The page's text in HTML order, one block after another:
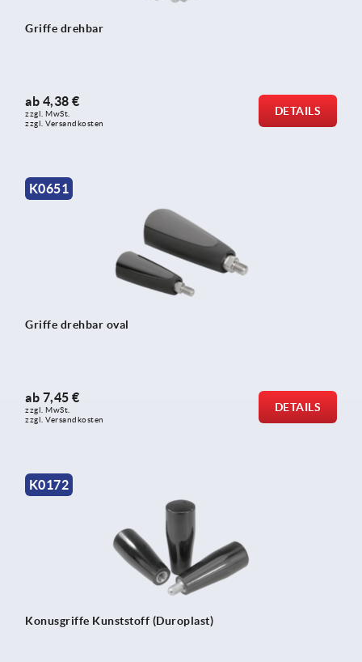
Griffe drehbar
ab 4,38 €
zzgl. MwSt.
zzgl. Versandkosten
DETAILS
K0651
Griffe drehbar oval
ab 7,45 €
zzgl. MwSt.
zzgl. Versandkosten
DETAILS
K0172
Konusgriffe Kunststoff (Duroplast)